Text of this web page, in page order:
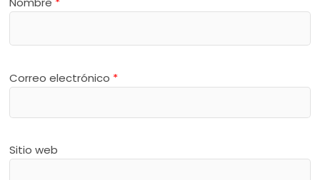
Correo electrónico *
Sitio web